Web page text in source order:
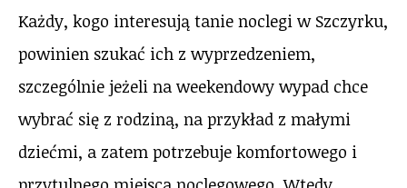
Każdy, kogo interesują tanie noclegi w Szczyrku,
powinien szukać ich z wyprzedzeniem,
szczególnie jeżeli na weekendowy wypad chce
wybrać się z rodziną, na przykład z małymi
dziećmi, a zatem potrzebuje komfortowego i